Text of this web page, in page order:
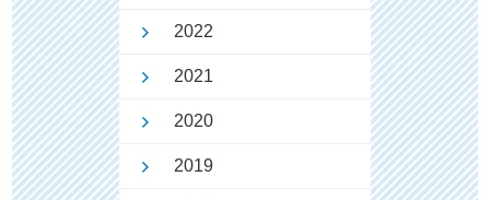
2022
2021
2020
2019